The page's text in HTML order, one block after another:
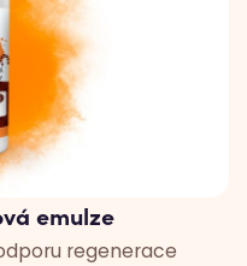
emulze
regenerace